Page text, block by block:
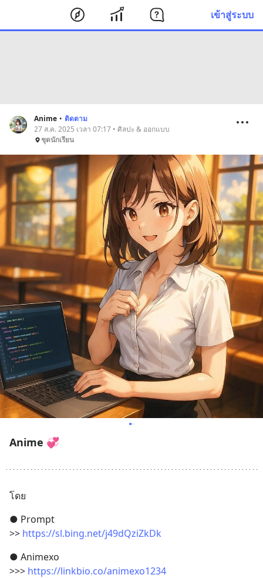
เข้าสู่ระบบ
Anime • ติดตาม
27 ส.ค. 2025 เวลา 07:17 • ศิลปะ & ออกแบบ
ชุดนักเรียน
Anime 💞
โดย
● Prompt
>> https://sl.bing.net/j49dQziZkDk
● Animexo
>>> https://linkbio.co/animexo1234